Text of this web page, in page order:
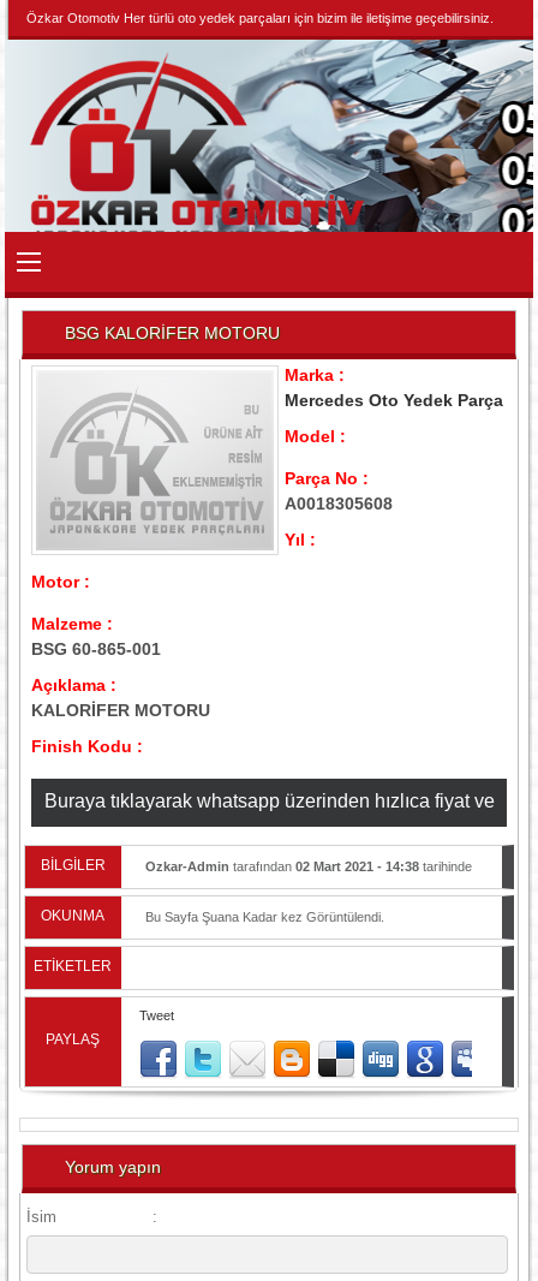
Özkar Otomotiv Her türlü oto yedek parçaları için bizim ile iletişime geçebilirsiniz.
BSG KALORİFER MOTORU
Marka :
Mercedes Oto Yedek Parça
Model :
Parça No :
A0018305608
Yıl :
Motor :
Malzeme :
BSG 60-865-001
Açıklama :
KALORİFER MOTORU
Finish Kodu :
Buraya tıklayarak whatsapp üzerinden hızlıca fiyat ve
stok bilgisi alabilirsiniz
BİLGİLER Ozkar-Admin tarafından 02 Mart 2021 - 14:38tarihinde
OKUNMA Bu Sayfa Şuana Kadar kez Görüntülendi.
ETİKETLER
PAYLAŞ
Tweet
Yorum yapın
İsim :